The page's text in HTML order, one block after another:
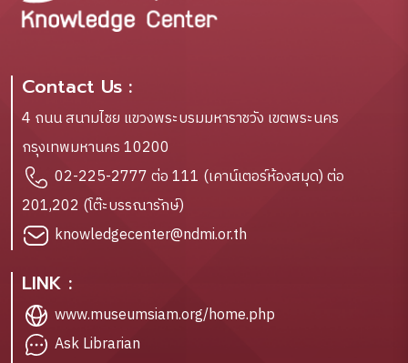
Contact Us :
4 ถนน สนามไชย แขวงพระบรมมหาราชวัง เขตพระนคร
กรุงเทพมหานคร 10200
02-225-2777 ต่อ 111 (เคาน์เตอร์ห้องสมุด) ต่อ
201,202 (โต๊ะบรรณารักษ์)
knowledgecenter@ndmi.or.th
LINK :
www.museumsiam.org/home.php
Ask Librarian